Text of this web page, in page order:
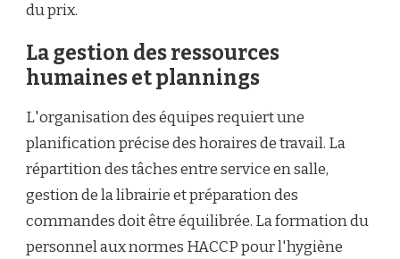
du prix.
La gestion des ressources
humaines et plannings
L'organisation des équipes requiert une
planification précise des horaires de travail. La
répartition des tâches entre service en salle,
gestion de la librairie et préparation des
commandes doit être équilibrée. La formation du
personnel aux normes HACCP pour l'hygiène